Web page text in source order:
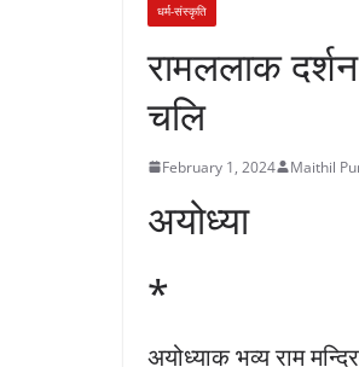
धर्म-संस्कृति
रामललाक
चलि
February 1, 2024 Maithil
अयोध्या
*
अयोध्याक भव्य राम